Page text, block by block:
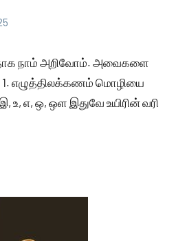
நாம் அறிவோம். அவைகளை
1. எழுத்திலக்கணம் மொழியை
உ, எ, ஒ, ஒள இதுவே உயிரின் வரி